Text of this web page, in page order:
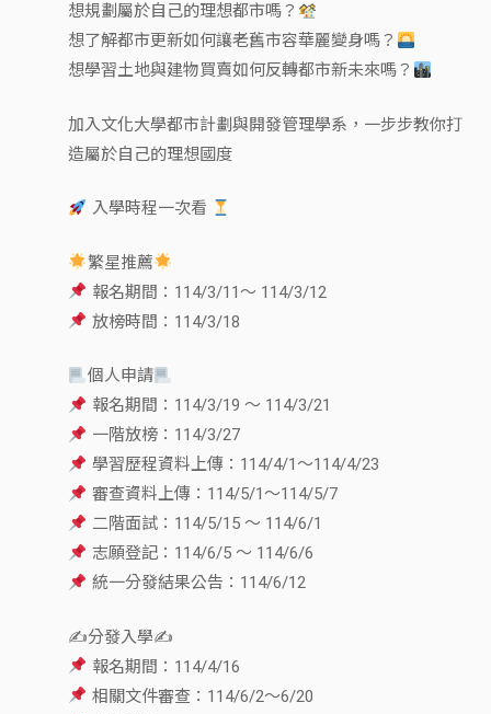
想規劃屬於自己的理想都市嗎？
想了解都市更新如何讓老舊市容華麗變身嗎？
想學習土地與建物買賣如何反轉都市新未來嗎？
加入文化大學都市計劃與開發管理學系，一步步教你打
造屬於自己的理想國度
入學時程一次看
繁星推薦
報名期間：114/3/11～ 114/3/12
放榜時間：114/3/18
個人申請
報名期間：114/3/19 ～ 114/3/21
一階放榜：114/3/27
學習歷程資料上傳：114/4/1～114/4/23
審查資料上傳：114/5/1～114/5/7
二階面試：114/5/15 ～ 114/6/1
志願登記：114/6/5 ～ 114/6/6
統一分發結果公告：114/6/12
✍️分發入學✍️
報名期間：114/4/16
相關文件審查：114/6/2～6/20